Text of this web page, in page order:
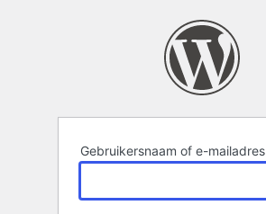
Gebruikersnaam of e-mailadres